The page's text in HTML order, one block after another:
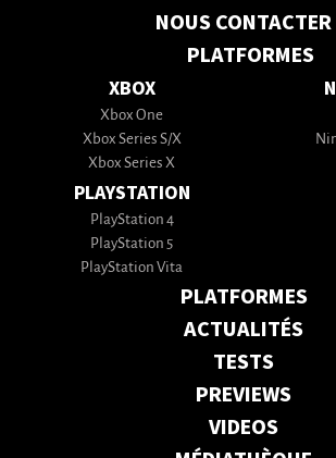
NOUS CONTACTER
PLATFORMES
XBOX
Xbox One
Xbox Series S/X
Xbox Series X
PLAYSTATION
PlayStation 4
PlayStation 5
PlayStation Vita
PLATFORMES
ACTUALITÉS
TESTS
PREVIEWS
VIDEOS